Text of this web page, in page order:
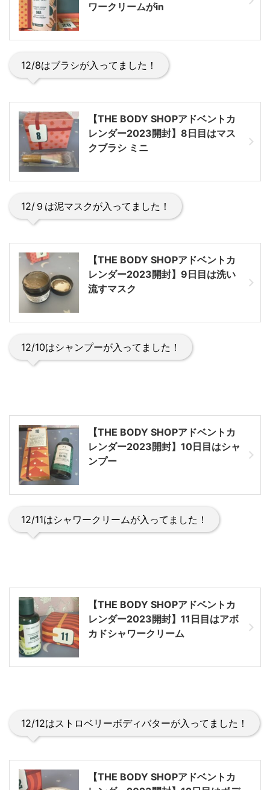
ワークリームがin
12/8はブラシが入ってました！
【THE BODY SHOPアドベントカ
レンダー2023開封】8日目はマス
クブラシ ミニ
12/９は泥マスクが入ってました！
【THE BODY SHOPアドベントカ
レンダー2023開封】9日目は洗い
流すマスク
12/10はシャンプーが入ってました！
【THE BODY SHOPアドベントカ
レンダー2023開封】10日目はシャ
ンプー
12/11はシャワークリームが入ってました！
【THE BODY SHOPアドベントカ
レンダー2023開封】11日目はアボ
カドシャワークリーム
12/12はストロベリーボディバターが入ってました！
【THE BODY SHOPアドベントカ